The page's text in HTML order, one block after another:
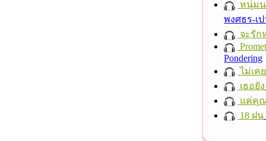
หนุ่มน
พงศธร-เ
จะรัก
Pondering
ไม่เคย
เธอยัง
แค่คุ
18 ฝน